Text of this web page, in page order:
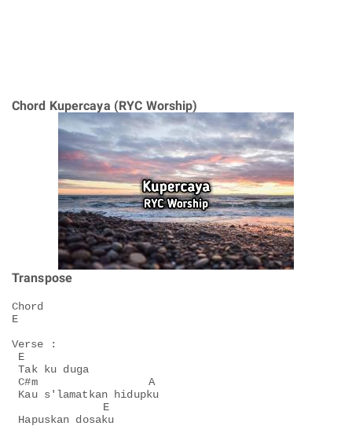
Chord Kupercaya (RYC Worship)
Transpose
Chord
E
Verse :
E
Tak ku duga
C#m                 A
Kau s'lamatkan hidupku
              E
Hapuskan dosaku